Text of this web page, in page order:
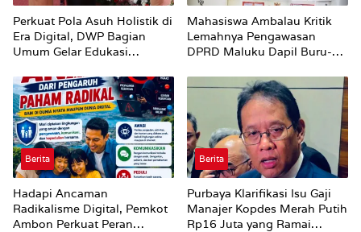
Perkuat Pola Asuh Holistik di
Era Digital, DWP Bagian
Umum Gelar Edukasi
Mahasiswa Ambalau Kritik
Lemahnya Pengawasan
DPRD Maluku Dapil Buru-
Perubahan Status Jalan
Berita
Hadapi Ancaman
Radikalisme Digital, Pemkot
Ambon Perkuat Peran
Berita
Purbaya Klarifikasi Isu Gaji
Manajer Kopdes Merah Putih
Rp16 Juta yang Ramai